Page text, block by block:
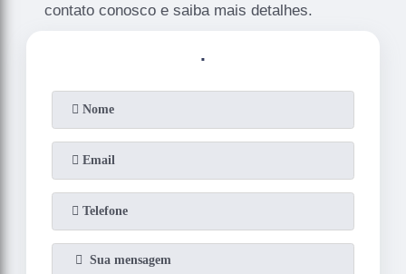
contato conosco e saiba mais detalhes.
.